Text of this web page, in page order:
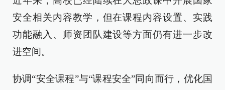
安全相关内容教学，但在课程内容设置、实践
功能融入、师资团队建设等方面仍有进一步改
进空间。
协调“安全课程”与“课程安全”同向而行，优化国